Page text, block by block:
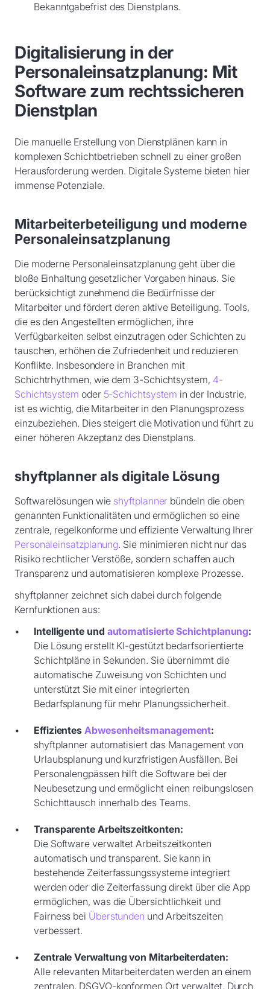
Bekanntgabefrist des Dienstplans.
Digitalisierung in der
Personaleinsatzplanung: Mit
Software zum rechtssicheren
Dienstplan
Die manuelle Erstellung von Dienstplänen kann in
komplexen Schichtbetrieben schnell zu einer großen
Herausforderung werden. Digitale Systeme bieten hier
immense Potenziale.
Mitarbeiterbeteiligung und moderne
Personaleinsatzplanung
Die moderne Personaleinsatzplanung geht über die
bloße Einhaltung gesetzlicher Vorgaben hinaus. Sie
berücksichtigt zunehmend die Bedürfnisse der
Mitarbeiter und fördert deren aktive Beteiligung. Tools,
die es den Angestellten ermöglichen, ihre
Verfügbarkeiten selbst einzutragen oder Schichten zu
tauschen, erhöhen die Zufriedenheit und reduzieren
Konflikte. Insbesondere in Branchen mit
Schichtrhythmen, wie dem 3-Schichtsystem, 4-
Schichtsystem oder 5-Schichtsystem in der Industrie,
ist es wichtig, die Mitarbeiter in den Planungsprozess
einzubeziehen. Dies steigert die Motivation und führt zu
einer höheren Akzeptanz des Dienstplans.
shyftplanner als digitale Lösung
Softwarelösungen wie shyftplanner bündeln die oben
genannten Funktionalitäten und ermöglichen so eine
zentrale, regelkonforme und effiziente Verwaltung Ihrer
Personaleinsatzplanung. Sie minimieren nicht nur das
Risiko rechtlicher Verstöße, sondern schaffen auch
Transparenz und automatisieren komplexe Prozesse.
shyftplanner zeichnet sich dabei durch folgende
Kernfunktionen aus:
Intelligente und automatisierte Schichtplanung:
Die Lösung erstellt KI-gestützt bedarfsorientierte
Schichtpläne in Sekunden. Sie übernimmt die
automatische Zuweisung von Schichten und
unterstützt Sie mit einer integrierten
Bedarfsplanung für mehr Planungssicherheit.
EffizientesAbwesenheitsmanagement:
shyftplanner automatisiert das Management von
Urlaubsplanung und kurzfristigen Ausfällen. Bei
Personalengpässen hilft die Software bei der
Neubesetzung und ermöglicht einen reibungslosen
Schichttausch innerhalb des Teams.
Transparente Arbeitszeitkonten:
Die Software verwaltet Arbeitszeitkonten
automatisch und transparent. Sie kann in
bestehende Zeiterfassungssysteme integriert
werden oder die Zeiterfassung direkt über die App
ermöglichen, was die Übersichtlichkeit und
Fairness bei Überstunden und Arbeitszeiten
verbessert.
Zentrale Verwaltung von Mitarbeiterdaten:
Alle relevanten Mitarbeiterdaten werden an einem
zentralen, DSGVO-konformen Ort verwaltet. Durch